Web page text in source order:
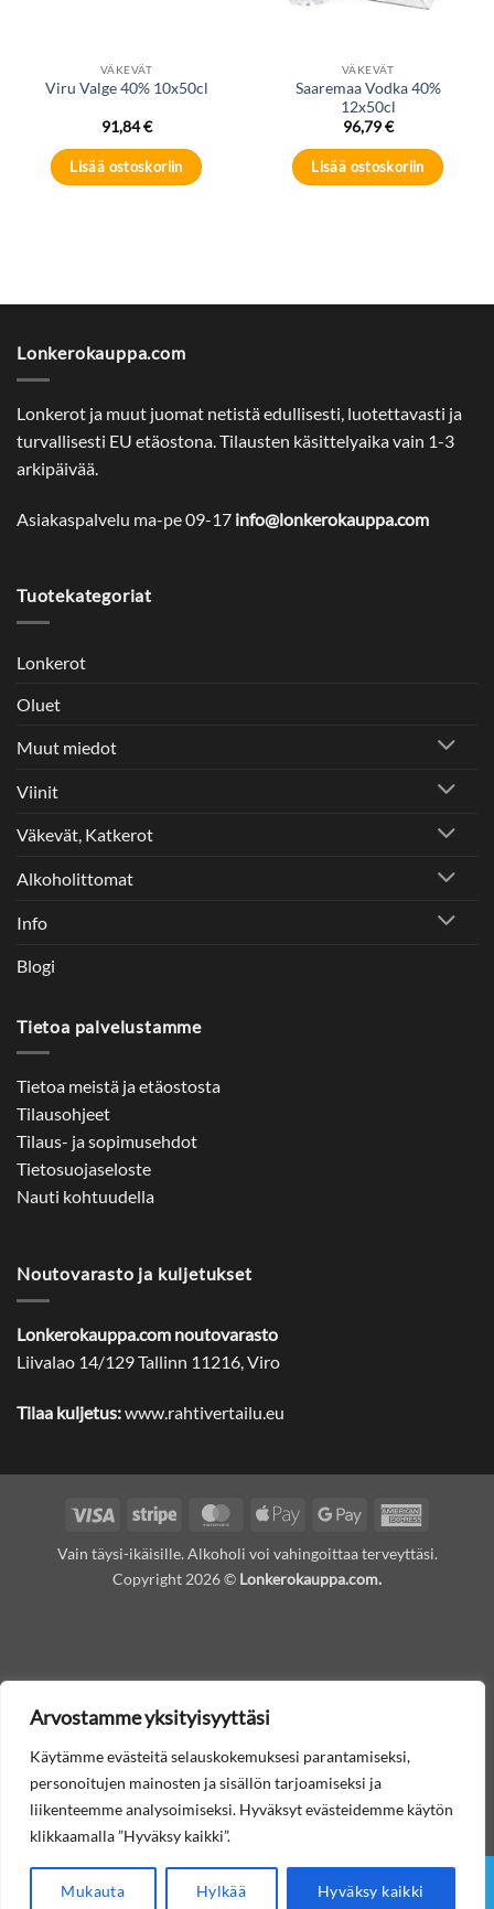
Arvostamme yksityisyyttäsi
Käytämme evästeitä selauskokemuksesi parantamiseksi,
personoitujen mainosten ja sisällön tarjoamiseksi ja
liikenteemme analysoimiseksi. Hyväksyt evästeidemme käytön
klikkaamalla ”Hyväksy kaikki”.
Mukauta Hylkää Hyväksy kaikki
VÄKEVÄT
Viru Valge 40% 10x50cl
91,84€
Lisää ostoskoriin
VÄKEVÄT
Saaremaa Vodka 40%
12x50cl
96,79€
Lisää ostoskoriin
Lonkerokauppa.com
Lonkerot ja muut juomat netistä edullisesti, luotettavasti ja
turvallisesti EU etäostona. Tilausten käsittelyaika vain 1-3
arkipäivää.
Asiakaspalvelu ma-pe 09-17 info@lonkerokauppa.com
Tuotekategoriat
Lonkerot
Oluet
Muut miedot
Viinit
Väkevät, Katkerot
Alkoholittomat
Info
Blogi
Tietoa palvelustamme
Tietoa meistä ja etäostosta
Tilausohjeet
Tilaus- ja sopimusehdot
Tietosuojaseloste
Nauti kohtuudella
Noutovarasto ja kuljetukset
Lonkerokauppa.com noutovarasto
Liivalao 14/129 Tallinn 11216, Viro
Tilaa kuljetus:www.rahtivertailu.eu
Visa Stripe MasterCardApple
Google
Vain täysi-ikäisille. Alkoholi voi vahingoittaa terveyttäsi.
Copyright 2026 © Lonkerokauppa.com.